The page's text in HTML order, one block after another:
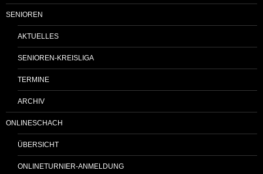
SENIOREN
AKTUELLES
SENIOREN-KREISLIGA
TERMINE
ARCHIV
ONLINESCHACH
ÜBERSICHT
ONLINETURNIER-ANMELDUNG